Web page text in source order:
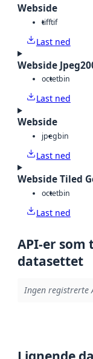
Webside
tifftif
Last ned
Webside
octetbin
Last ned
Webside
jpegbin
Last ned
Webside Tiled
octetbin
Last ned
API-er
datasettet
Ingen registrerte